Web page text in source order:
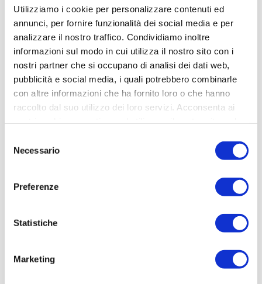
Utilizziamo i cookie per personalizzare contenuti ed
annunci, per fornire funzionalità dei social media e per
analizzare il nostro traffico. Condividiamo inoltre
informazioni sul modo in cui utilizza il nostro sito con i
nostri partner che si occupano di analisi dei dati web,
pubblicità e social media, i quali potrebbero combinarle
con altre informazioni che ha fornito loro o che hanno
raccolto dal suo utilizzo dei loro servizi. Acconsenta ai
delNecessario
Preferenze
Statistiche
Marketing
Studio Luce Terni
Contatti
0744 246946
Fax 0744 300943
studioluce.tr@rematarlazzi.it
Ufficio Tecnico